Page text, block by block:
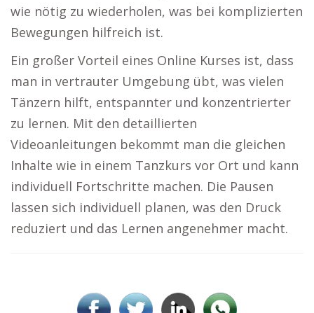
wie nötig zu wiederholen, was bei komplizierten
Bewegungen hilfreich ist.
Ein großer Vorteil eines Online Kurses ist, dass
man in vertrauter Umgebung übt, was vielen
Tänzern hilft, entspannter und konzentrierter
zu lernen. Mit den detaillierten
Videoanleitungen bekommt man die gleichen
Inhalte wie in einem Tanzkurs vor Ort und kann
individuell Fortschritte machen. Die Pausen
lassen sich individuell planen, was den Druck
reduziert und das Lernen angenehmer macht.